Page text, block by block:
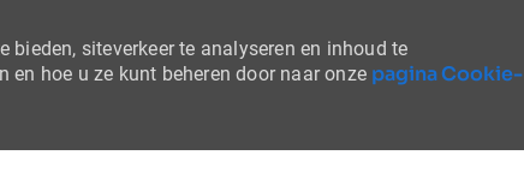
bieden, siteverkeer te analyseren en inhoud te
en hoe u ze kunt beheren door naar onze pagina Cookie-